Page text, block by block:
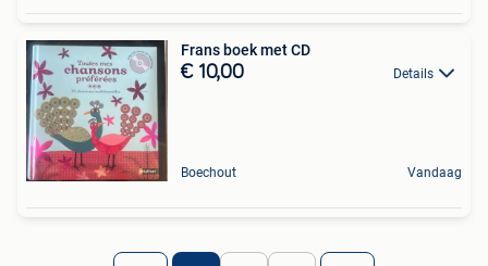
Frans boek met CD
€ 10,00 Details
Boechout Vandaag